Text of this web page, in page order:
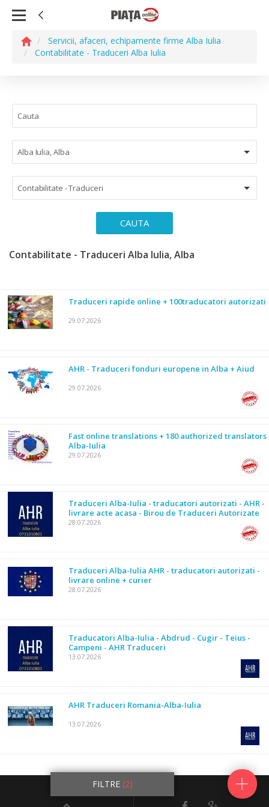
Servicii, afaceri, echipamente firme Alba Iulia
Contabilitate - Traduceri Alba Iulia
Alba Iulia, Alba
Contabilitate - Traduceri
CAUTA
Contabilitate - Traduceri Alba Iulia, Alba
Traduceri rapide online + 100traducatori autorizati
29.07.2026
AHR - Traduceri fonduri europene in Alba + Aiud
29.07.2026
Fast online translations + 180 authorized translators
Alba-Iulia
29.07.2026
Traduceri Alba-Iulia - traducatori autorizati - AHR -
livrare acte acasa - Birou de Traduceri Autorizate
28.07.2026
Traduceri Alba-Iulia AHR - traducatori autorizati -
livrare online + curier
28.07.2026
Traducatori Alba-Iulia - Abdrud - Cugir - Teius -
Campeni - AHR Traduceri
13.07.2026
AHR Traduceri Romania-Alba-Iulia
13.07.2026
FILTRE (2)
25770anunturi